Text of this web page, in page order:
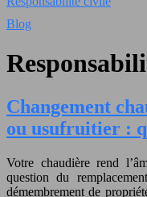
Blog
Changement
ou usufruitier :
Votre chaudière rend
question du
démembrement de